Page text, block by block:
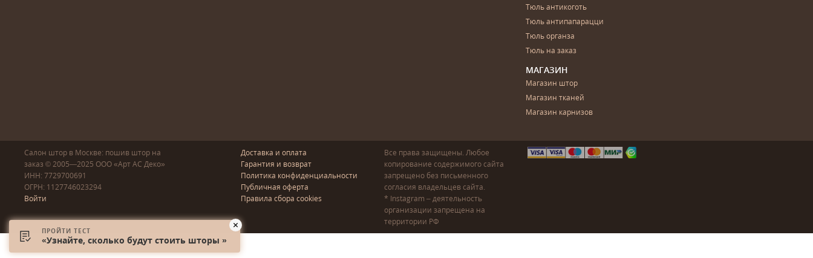
Тюль антикоготь
Тюль антипапарацци
Тюль органза
Тюль на заказ
МАГАЗИН
Магазин штор
Магазин тканей
Магазин карнизов
Салон штор в Москве: пошив штор на
заказ © 2005—2025 ООО «Арт АС Деко»
ИНН: 7729700691
ОГРН: 1127746023294
Войти
Доставка и оплата
Гарантия и возврат
Политика конфиденциальности
Публичная оферта
Правила сбора cookies
Все права защищены. Любое
копирование содержимого сайта
запрещено без письменного
согласия владельцев сайта.
* Instagram – деятельность
организации запрещена на
территории РФ
ПРОЙТИ ТЕСТ
«Узнайте, сколько будут стоить шторы »